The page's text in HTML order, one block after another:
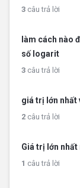
3 câu trả lời
làm cách nào
số logarit
3 câu trả lời
giá trị lớn nhất
2 câu trả lời
Giá trị lớn nhất
1 câu trả lời